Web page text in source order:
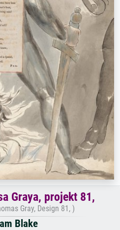
Graya, projekt 81,
Gray, Design 81, )
Blake